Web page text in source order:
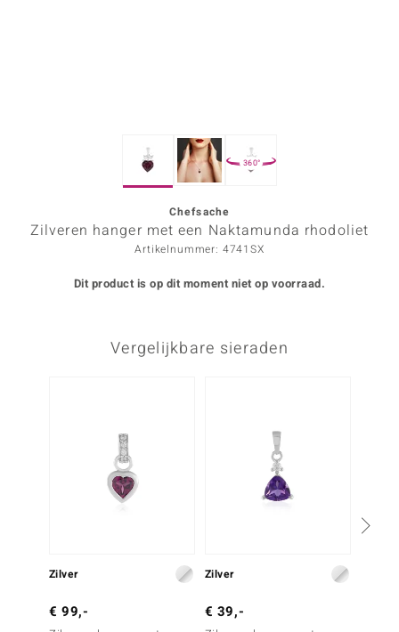
Collection
360°
Chefsache
Zilveren hanger met een Naktamunda rhodoliet
Artikelnummer: 4741SX
Dit product is op dit moment niet op voorraad.
Vergelijkbare sieraden
Zilver
€ 99,-
Zilver
€ 39,-